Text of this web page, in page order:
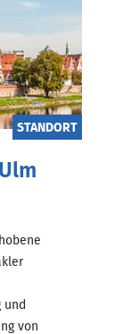
STANDORT
und
von